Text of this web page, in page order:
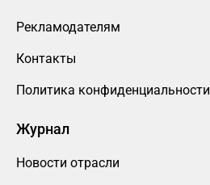
Рекламодателям
Контакты
Политика конфиденциальности
Журнал
Новости отрасли